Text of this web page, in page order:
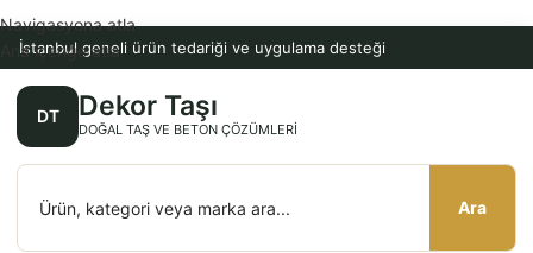
İstanbul geneli ürün tedariği ve uygulama desteği
DT Dekor Taşı
DOĞAL TAŞ VE BETON ÇÖZÜMLERI
Ara
Navigasyona atla
Ana içeriğe atla